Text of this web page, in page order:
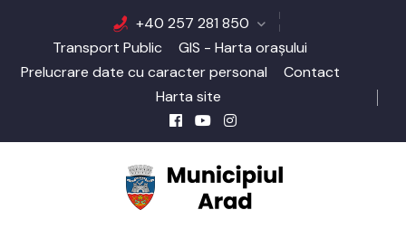
+40 257 281 850
Transport Public
GIS - Harta orașului
Prelucrare date cu caracter personal
Contact
Harta site